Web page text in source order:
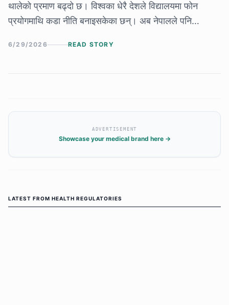
थालेको प्रमाण बढ्दो छ। विश्वका धेरै देशले विद्यालयमा फोन
प्रयोगमाथि कडा नीति बनाइसकेका छन्। अब नेपालले पनि
डिजिटल प्रयोगबारे गम्भीर निर्णय लिनुपर्ने समय आएको छ।
6/29/2026 READ STORY
ADVERTISEMENT
Showcase your medical brand here →
LATEST FROM HEALTH REGULATORIES